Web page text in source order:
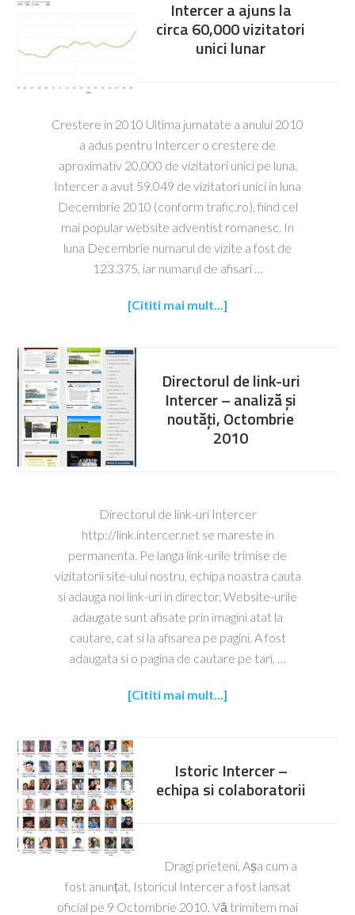
Intercer a ajuns la
circa 60,000 vizitatori
unici lunar
Crestere in 2010 Ultima jumatate a anului 2010
a adus pentru Intercer o crestere de
aproximativ 20,000 de vizitatori unici pe luna.
Intercer a avut 59.049 de vizitatori unici in luna
Decembrie 2010 (conform trafic.ro), fiind cel
mai popular website adventist romanesc. In
luna Decembrie numarul de vizite a fost de
123.375, iar numarul de afisari …
[Cititi mai mult...]
Directorul de link-uri
Intercer – analiză și
noutăți, Octombrie
2010
Directorul de link-uri Intercer
http://link.intercer.net se mareste in
permanenta. Pe langa link-urile trimise de
vizitatorii site-ului nostru, echipa noastra cauta
si adauga noi link-uri in director. Website-urile
adaugate sunt afisate prin imagini atat la
cautare, cat si la afisarea pe pagini. A fost
adaugata si o pagina de cautare pe tari, …
[Cititi mai mult...]
Istoric Intercer –
echipa si colaboratorii
Dragi prieteni, Așa cum a
fost anunțat, Istoricul Intercer a fost lansat
oficial pe 9 Octombrie 2010. Vă trimitem mai